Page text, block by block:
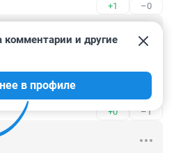
+1 –0
из участков невозможно
исключительно ухоженный
+0 –1
комментарии и другие
в профиле